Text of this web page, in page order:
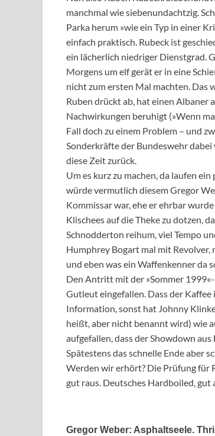
manchmal wie siebenundachtzig.
Parka herum »wie ein Typ in einer
einfach praktisch. Rubeck ist
ein lächerlich niedriger Dienstgrad.
Morgens um elf gerät er in eine
nicht zum ersten Mal machten. Das
Ruben drückt ab, hat einen Albaner
Nachwirkungen beruhigt (»Wenn
Fall doch zu einem Problem – und
Sonderkräfte der Bundeswehr
diese Zeit zurück.
Um es kurz zu machen, da laufen
würde vermutlich diesem Gregor
Kommissar war, ehe er ehrbar
Klischees auf die Theke zu dotzen,
Schnodderton reihum, viel Tempo
Humphrey Bogart mal mit
und eben was ein Waffenkenner da
Den Antritt mit der »Sommer
Gutleut eingefallen. Dass der
Information, sonst hat Johnny
heißt, aber nicht benannt wird) wie
aufgefallen, dass der Showdown
Spätestens das schnelle Ende aber
Werden wir erhört? Die Prüfung für
gut raus. Deutsches Hardboiled, gut
Gregor Weber: Asphaltseele.